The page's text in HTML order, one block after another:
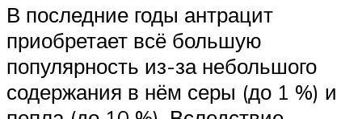
В последние годы антрацит
приобретает всё большую
популярность из-за небольшого
содержания в нём серы (до 1 %) и